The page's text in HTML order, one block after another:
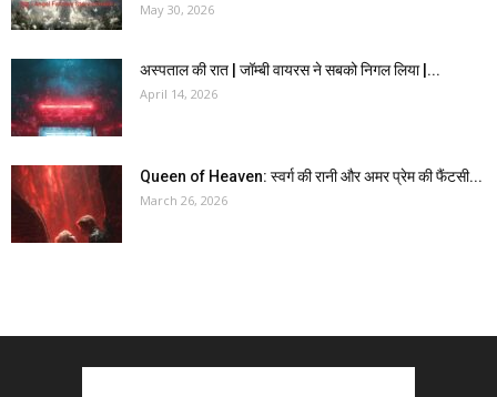
May 30, 2026
अस्पताल की रात | जॉम्बी वायरस ने सबको निगल लिया |...
April 14, 2026
Queen of Heaven: स्वर्ग की रानी और अमर प्रेम की फैंटसी...
March 26, 2026